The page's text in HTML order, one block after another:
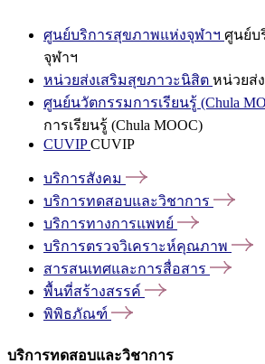
ศูนย์บริการสุขภาพแห่งจุฬาฯ ศูนย์บ
จุฬาฯ
หน่วยส่งเสริมสุขภาวะนิสิต หน่วยส่
ศูนย์นวัตกรรมการเรียนรู้ (Chula
การเรียนรู้ (Chula MOOC)
CUVIPCUVIP
บริการสังคม
บริการทดสอบและวิชาการ
บริการทางการแพทย์
บริการตรวจวิเคราะห์คุณภาพ
สารสนเทศและการสื่อสาร
พื้นที่สร้างสรรค์
พิพิธภัณฑ์
บริการทดสอบและวิชาการ